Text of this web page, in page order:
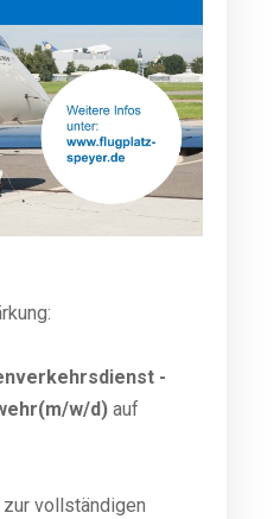
-
w/d) auf
vollständigen